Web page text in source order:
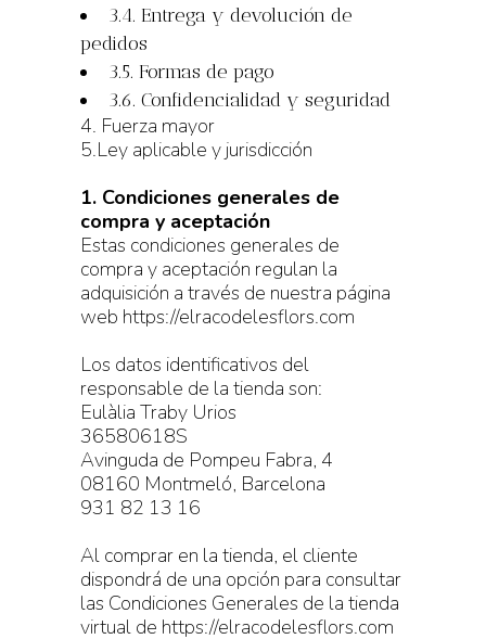
3.4. Entrega y devolución de
pedidos
3.5. Formas de pago
3.6. Confidencialidad y seguridad
4. Fuerza mayor
5.Ley aplicable y jurisdicción
1. Condiciones generales de
compra y aceptación
Estas condiciones generales de
compra y aceptación regulan la
adquisición a través de nuestra página
web https://elracodelesflors.com
Los datos identificativos del
responsable de la tienda son:
Eulàlia Traby Urios
36580618S
Avinguda de Pompeu Fabra, 4
08160 Montmeló, Barcelona
931 82 13 16
Al comprar en la tienda, el cliente
dispondrá de una opción para consultar
las Condiciones Generales de la tienda
virtual de https://elracodelesflors.com